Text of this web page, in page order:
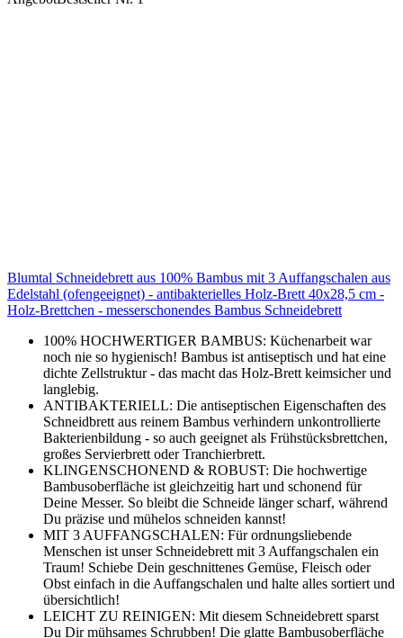
Blumtal Schneidebrett aus 100% Bambus mit 3 Auffangschalen aus
Edelstahl (ofengeeignet) - antibakterielles Holz-Brett 40x28,5 cm -
Holz-Brettchen - messerschonendes Bambus Schneidebrett
100% HOCHWERTIGER BAMBUS: Küchenarbeit war
noch nie so hygienisch! Bambus ist antiseptisch und hat eine
dichte Zellstruktur - das macht das Holz-Brett keimsicher und
langlebig.
ANTIBAKTERIELL: Die antiseptischen Eigenschaften des
Schneidbrett aus reinem Bambus verhindern unkontrollierte
Bakterienbildung - so auch geeignet als Frühstücksbrettchen,
großes Servierbrett oder Tranchierbrett.
KLINGENSCHONEND & ROBUST: Die hochwertige
Bambusoberfläche ist gleichzeitig hart und schonend für
Deine Messer. So bleibt die Schneide länger scharf, während
Du präzise und mühelos schneiden kannst!
MIT 3 AUFFANGSCHALEN: Für ordnungsliebende
Menschen ist unser Schneidebrett mit 3 Auffangschalen ein
Traum! Schiebe Dein geschnittenes Gemüse, Fleisch oder
Obst einfach in die Auffangschalen und halte alles sortiert und
übersichtlich!
LEICHT ZU REINIGEN: Mit diesem Schneidebrett sparst
Du Dir mühsames Schrubben! Die glatte Bambusoberfläche